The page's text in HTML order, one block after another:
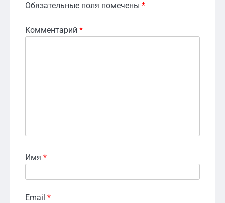
Обязательные поля помечены *
Комментарий *
Имя *
Email *